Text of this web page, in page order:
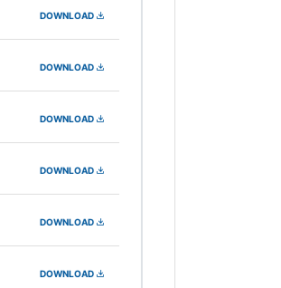
DOWNLOAD
DOWNLOAD
DOWNLOAD
DOWNLOAD
DOWNLOAD
DOWNLOAD